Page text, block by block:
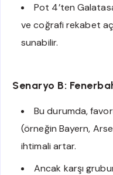
Pot 4’ten
ve coğrafi rekabet
sunabilir.
Senaryo B:
Bu durumda,
(örneğin Bayern,
ihtimali artar.
Ancak karşı